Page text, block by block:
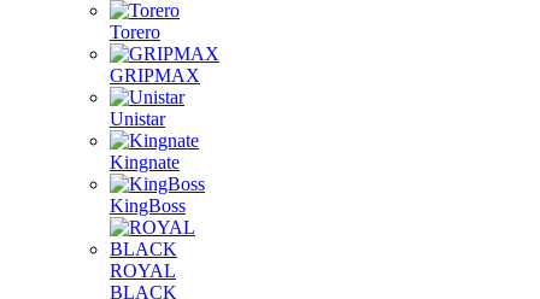
Torero
GRIPMAX
Unistar
Kingnate
KingBoss
ROYAL
BLACK